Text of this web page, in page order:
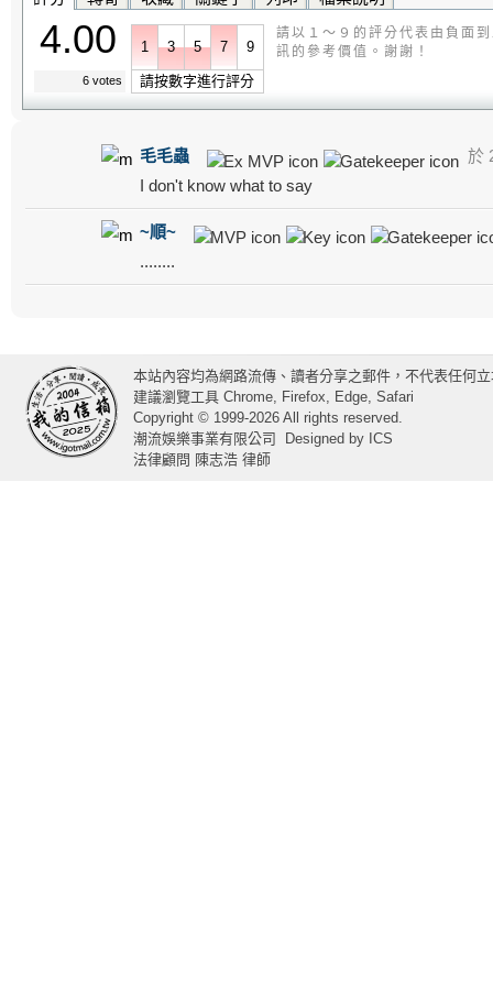
4.00
6 votes
1 3 5 7 9
請按數字進行評分
請以１～９的評分代表由負面
訊的參考價值。謝謝！
毛毛蟲
於
I don't know what to say
~順~
........
本站內容均為網路流傳、讀者分享之郵件，不代表任何
建議瀏覽工具 Chrome, Firefox, Edge, Safari
Copyright © 1999-2026 All rights reserved.
潮流娛樂事業有限公司
Designed by ICS
法律顧問 陳志浩 律師